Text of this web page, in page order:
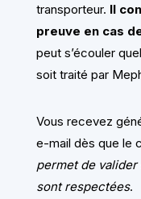
transporteur. Il
preuve en cas
peut s’écouler
soit traité par
Vous recevez
e-mail dès que le
permet de
sont respectées.